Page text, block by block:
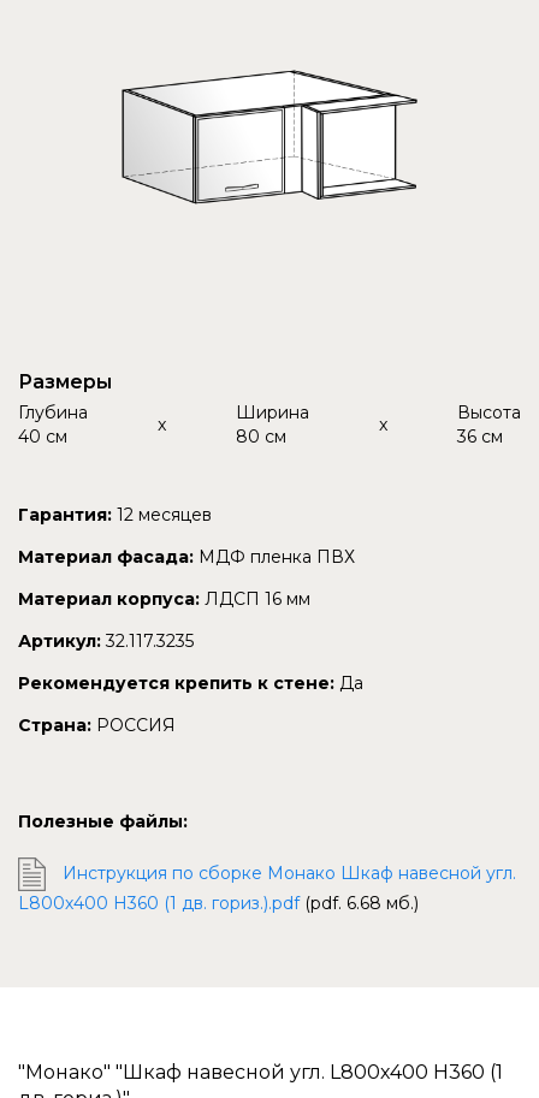
"Монако" "Шкаф навесной угл. L800х400 H360 (1
Размеры
Глубина
40 см
x
Ширина
80 см
x
Высота
36 см
Гарантия: 12 месяцев
Материал фасада: МДФ пленка ПВХ
Материал корпуса: ЛДСП 16 мм
Артикул: 32.117.3235
Рекомендуется крепить к стене: Да
Страна: РОССИЯ
Полезные файлы:
Инструкция по сборке Монако Шкаф навесной угл.
L800х400 H360 (1 дв. гориз.).pdf (pdf. 6.68 мб.)